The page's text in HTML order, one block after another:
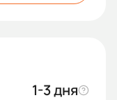
1-3 дня